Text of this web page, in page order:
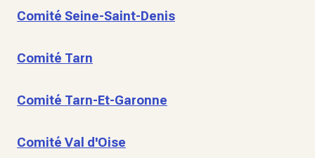
Comité Seine-Saint-Denis
Comité Tarn
Comité Tarn-Et-Garonne
Comité Val d'Oise